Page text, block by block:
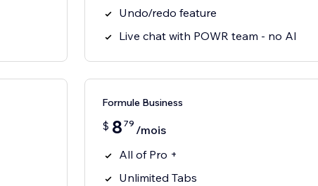
Undo/redo feature
Live chat with POWR team - no AI
Formule Business
$ 8 79 /mois
All of Pro +
Unlimited Tabs